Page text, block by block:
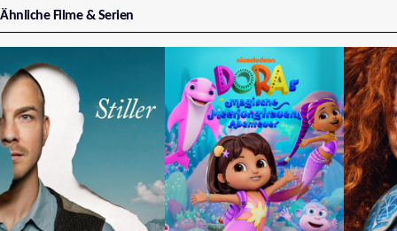
Ähnliche Filme & Serien